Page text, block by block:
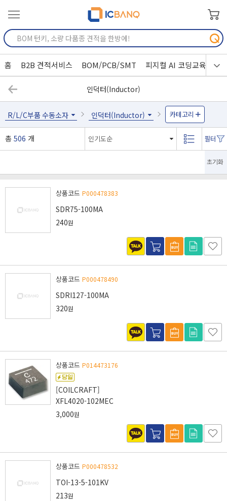
홈 B2B 견적서비스 BOM/PCB/SMT 피지컬 AI 코딩교육
인덕터(Inductor)
R/L/C부품 수동소자 인덕터(Inductor) 카테고리
총 506 개
초기화
상품코드 P000478383
SDR75-100MA
240원
상품코드 P000478490
SDRI127-100MA
320원
상품코드 P014473176
[COILCRAFT]
XFL4020-102MEC
3,000원
상품코드 P000478532
TOI-13-5-101KV
213원